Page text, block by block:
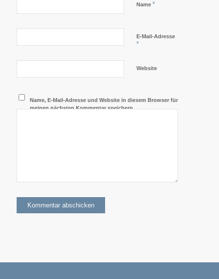
Name *
E-Mail-Adresse
*
Website
Name, E-Mail-Adresse und Website in diesem Browser für
meinen nächsten Kommentar speichern.